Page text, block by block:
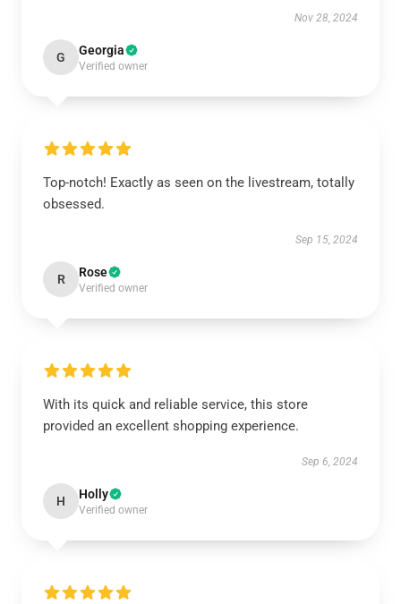
Nov 28, 2024
G Georgia
Verified owner
Top-notch! Exactly as seen on the livestream, totally
obsessed.
Sep 15, 2024
R Rose
Verified owner
With its quick and reliable service, this store
provided an excellent shopping experience.
Sep 6, 2024
H Holly
Verified owner